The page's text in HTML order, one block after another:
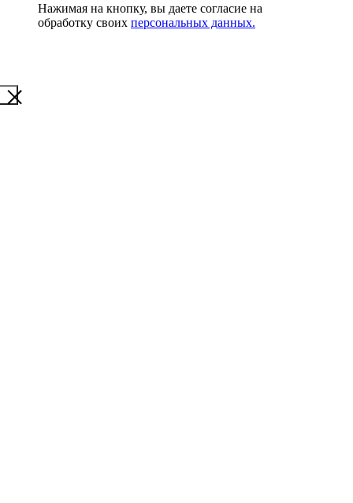
Нажимая на кнопку, вы даете согласие на
обработку своих персональных данных.